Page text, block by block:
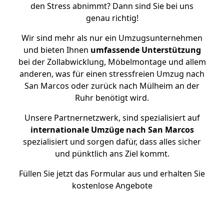
den Stress abnimmt? Dann sind Sie bei uns
genau richtig!
Wir sind mehr als nur ein Umzugsunternehmen
und bieten Ihnen umfassende Unterstützung
bei der Zollabwicklung, Möbelmontage und allem
anderen, was für einen stressfreien Umzug nach
San Marcos oder zurück nach Mülheim an der
Ruhr benötigt wird.
Unsere Partnernetzwerk, sind spezialisiert auf
internationale Umzüge nach San Marcos
spezialisiert und sorgen dafür, dass alles sicher
und pünktlich ans Ziel kommt.
Füllen Sie jetzt das Formular aus und erhalten Sie
kostenlose Angebote